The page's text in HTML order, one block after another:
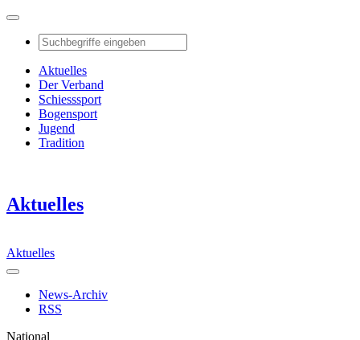
Aktuelles
Der Verband
Schiesssport
Bogensport
Jugend
Tradition
Aktuelles
Aktuelles
News-Archiv
RSS
National